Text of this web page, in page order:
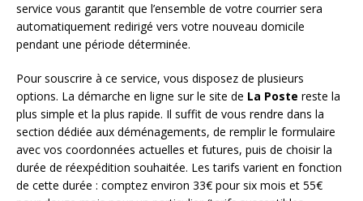
service vous garantit que l’ensemble de votre courrier sera
automatiquement redirigé vers votre nouveau domicile
pendant une période déterminée.
Pour souscrire à ce service, vous disposez de plusieurs
options. La démarche en ligne sur le site de La Poste reste la
plus simple et la plus rapide. Il suffit de vous rendre dans la
section dédiée aux déménagements, de remplir le formulaire
avec vos coordonnées actuelles et futures, puis de choisir la
durée de réexpédition souhaitée. Les tarifs varient en fonction
de cette durée : comptez environ 33€ pour six mois et 55€